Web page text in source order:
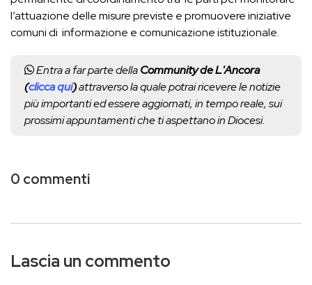
l’attuazione delle misure previste e promuovere iniziative
comuni di informazione e comunicazione istituzionale.
Entra a far parte dellaCommunity de L'Ancora
(clicca qui)attraverso la quale potrai ricevere le notizie
più importanti ed essere aggiornati, in tempo reale, sui
prossimi appuntamenti che ti aspettano in Diocesi.
0 commenti
Lascia un commento